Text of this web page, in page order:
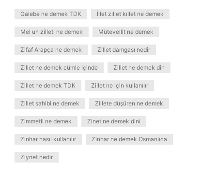
Galebe ne demek TDK İllet zillet kıllet ne demek
Mel un zilleti ne demek Mütevellit ne demek
Zifaf Arapça ne demek Zillet damgası nedir
Zillet ne demek cümle içinde Zillet ne demek din
Zillet ne demek TDK Zillet ne için kullanılır
Zillet sahibi ne demek Zillete düşüren ne demek
Zimmetli ne demek Zinet ne demek dini
Zinhar nasıl kullanılır Zinhar ne demek Osmanlıca
Ziynet nedir